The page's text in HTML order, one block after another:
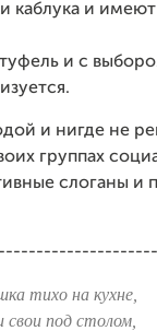
каблука и
и с
и нигде не
группах
слоганы и
тихо на кухне,
под столом,